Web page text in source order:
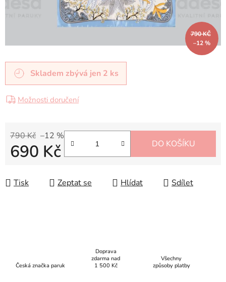
Skladem zbývá jen 2 ks
Možnosti doručení
790 Kč –12 %
690 Kč DO KOŠÍKU
Tisk Zeptat se Hlídat Sdílet
790 KČ
–12 %
Česká značka paruk
Doprava
zdarma nad
1 500 Kč
Všechny
způsoby platby